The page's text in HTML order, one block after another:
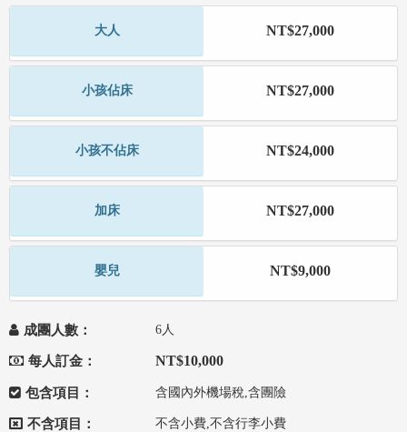
大人 NT$27,000
小孩佔床 NT$27,000
小孩不佔床 NT$24,000
加床 NT$27,000
嬰兒 NT$9,000
成團人數： 6人
每人訂金： NT$10,000
包含項目： 含國內外機場稅,含團險
不含項目： 不含小費,不含行李小費